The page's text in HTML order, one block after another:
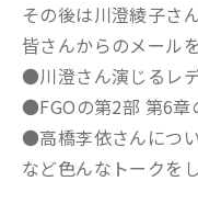
その後は川澄綾子さ
皆さんからのメール
●川澄さん演じるレ
●FGOの第2部 第6章
●高橋李依さんにつ
など色んなトークを